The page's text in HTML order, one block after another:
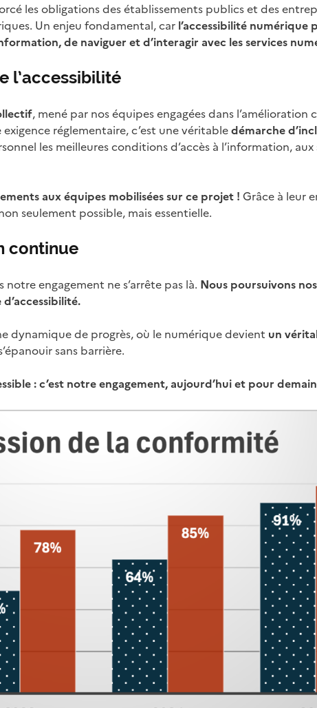
les obligations des établissements publics et des
Un enjeu fondamental, car l’accessibilité numérique
de naviguer et d’interagir avec les services
l’accessibilité
, mené par nos équipes engagées dans l’amélioration
réglementaire, c’est une véritabledémarche
les meilleures conditions d’accès à l’information, aux
aux équipes mobilisées sur ce projet ! Grâce à leur
seulement possible, mais essentielle.
continue
engagement ne s’arrête pas là. Nous poursuivons
dynamique de progrès, où le numérique devient un
sans barrière.
: c’est notre engagement, aujourd’hui et pour